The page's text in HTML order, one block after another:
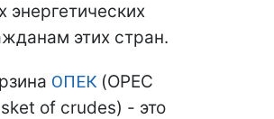
энергетических
этих стран.
ОПЕК(OPEC
of crudes) - это